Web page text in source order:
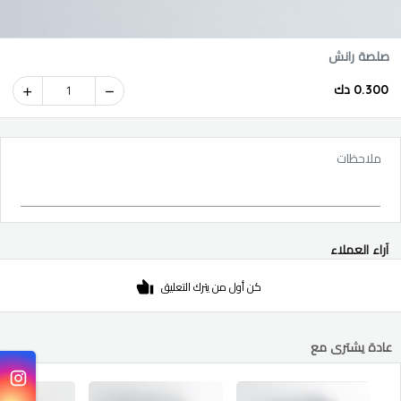
صلصة رانش
0.300 دك 1
ملاحظات
آراء العملاء
كن أول من يترك التعليق
عادة يشترى مع